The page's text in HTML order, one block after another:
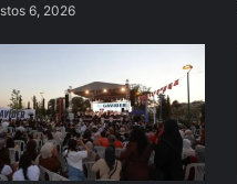
6, 2026